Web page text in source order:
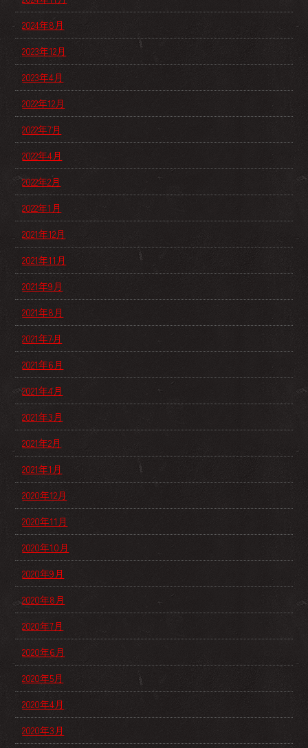
2024年8月
2023年12月
2023年4月
2022年12月
2022年7月
2022年4月
2022年2月
2022年1月
2021年12月
2021年11月
2021年9月
2021年8月
2021年7月
2021年6月
2021年4月
2021年3月
2021年2月
2021年1月
2020年12月
2020年11月
2020年10月
2020年9月
2020年8月
2020年7月
2020年6月
2020年5月
2020年4月
2020年3月